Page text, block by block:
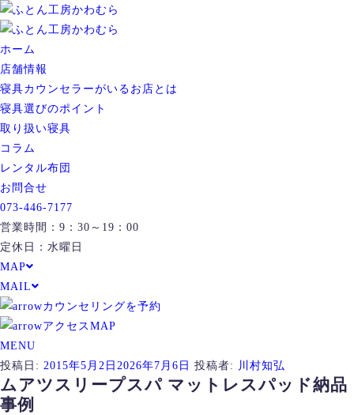
ホーム
店舗情報
寝具カウンセラーがいるお店とは
寝具選びのポイント
取り扱い寝具
コラム
レンタル布団
お問合せ
073-446-7177
営業時間：9：30～19：00
定休日：水曜日
MAP
MAIL
カウンセリングを予約
アクセスMAP
MENU
投稿日: 2015年5月2日 2026年7月6日 投稿者: 川村知弘
ムアツスリープスパ マットレスパッド納品
事例